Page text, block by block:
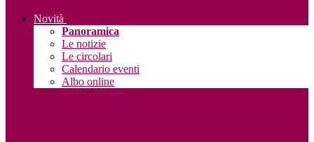
Novità
Panoramica
Le notizie
Le circolari
Calendario eventi
Albo online